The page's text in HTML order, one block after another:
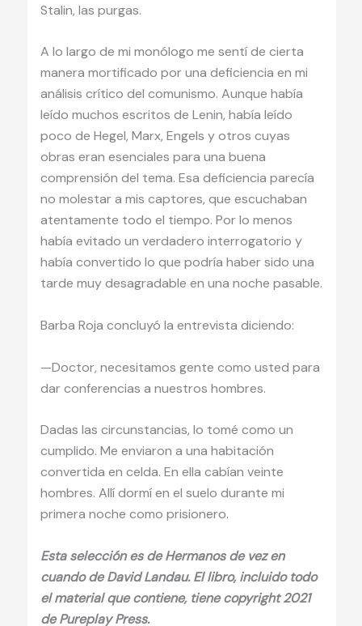
Stalin, las purgas.
A lo largo de mi monólogo me sentí de cierta
manera mortificado por una deficiencia en mi
análisis crítico del comunismo. Aunque había
leído muchos escritos de Lenin, había leído
poco de Hegel, Marx, Engels y otros cuyas
obras eran esenciales para una buena
comprensión del tema. Esa deficiencia parecía
no molestar a mis captores, que escuchaban
atentamente todo el tiempo. Por lo menos
había evitado un verdadero interrogatorio y
había convertido lo que podría haber sido una
tarde muy desagradable en una noche pasable.
Barba Roja concluyó la entrevista diciendo:
—Doctor, necesitamos gente como usted para
dar conferencias a nuestros hombres.
Dadas las circunstancias, lo tomé como un
cumplido. Me enviaron a una habitación
convertida en celda. En ella cabían veinte
hombres. Allí dormí en el suelo durante mi
primera noche como prisionero.
Esta selección es de Hermanos de vez en
cuando de David Landau. El libro, incluido todo
el material que contiene, tiene copyright 2021
de Pureplay Press.